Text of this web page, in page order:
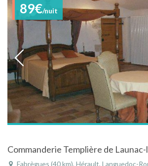
89€/nuit
Commanderie Templière de
Fabrègues (40 km), Hérault, Languedoc-